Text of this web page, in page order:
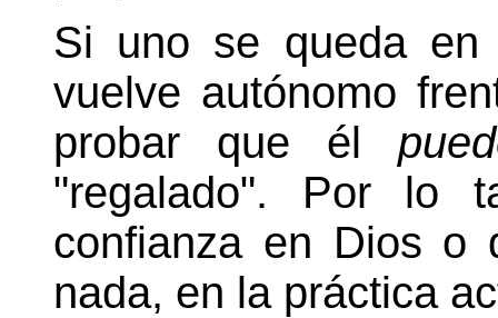
Si uno se queda
vuelve autónomo
probar que él
"regalado". Por lo
confianza en Dios o
nada, en la práctica